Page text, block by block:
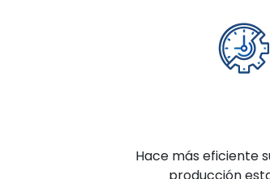
Hace más eficiente
producción